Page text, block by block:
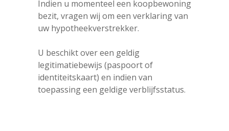
Indien u momenteel een koopbewoning
bezit, vragen wij om een verklaring van
uw hypotheekverstrekker.
U beschikt over een geldig
legitimatiebewijs (paspoort of
identiteitskaart) en indien van
toepassing een geldige verblijfsstatus.